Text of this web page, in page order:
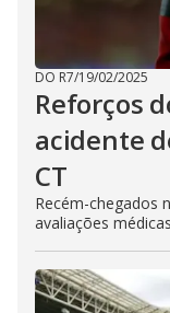
DO R7/19/02/2025
Reforços
acidente
CT
Recém-chegados
avaliações médicas